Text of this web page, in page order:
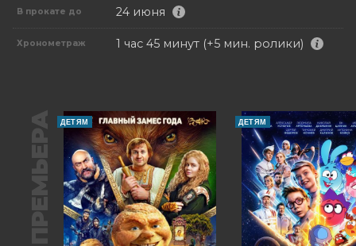
В прокате до 24 июня
Хронометраж 1 час 45 минут (+5 мин. ролики)
ПРЕМЬЕРА ДЕТЯМ ДЕТЯМ